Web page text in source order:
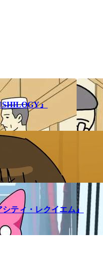
』
ティ・レクイエム』